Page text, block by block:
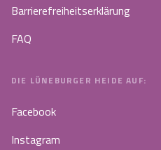
Barrierefreiheitserklärung
FAQ
DIE LÜNEBURGER HEIDE AUF:
Facebook
Instagram